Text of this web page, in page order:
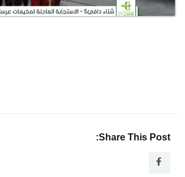
Share This Post: